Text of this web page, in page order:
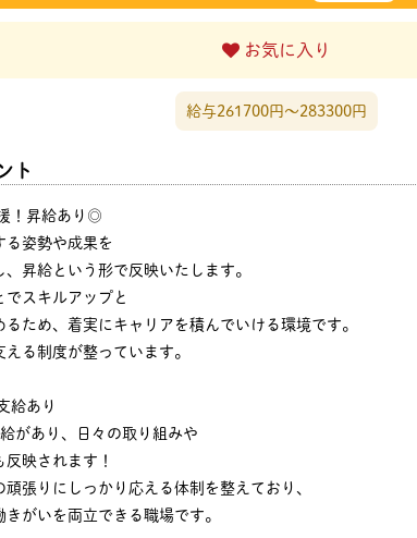
お気に入り
給与261700円〜283300円
ト
！昇給あり◎
る姿勢や成果を
、昇給という形で反映いたします。
スキルアップと
ため、着実にキャリアを積んでいける環境です。
る制度が整っています。
給あり
があり、日々の取り組みや
映されます！
張りにしっかり応える体制を整えており、
がいを両立できる職場です。